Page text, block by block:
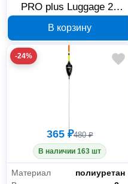
PRO plus Luggage 24
В корзину
-24%
365 ₽480 ₽
В наличии 163 шт
Материал
полиуретан